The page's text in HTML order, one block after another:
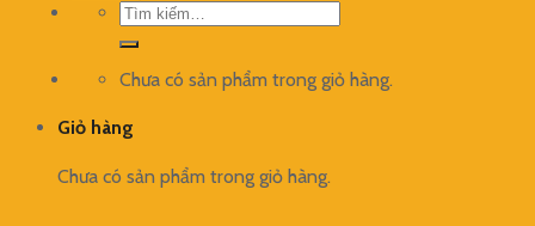
Tìm
kiếm:
Chưa có sản phẩm trong giỏ hàng.
Giỏ hàng
Chưa có sản phẩm trong giỏ hàng.